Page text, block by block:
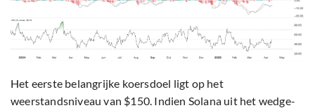
Het eerste belangrijke koersdoel ligt op het
weerstandsniveau van $150. Indien Solana uit het wedge-